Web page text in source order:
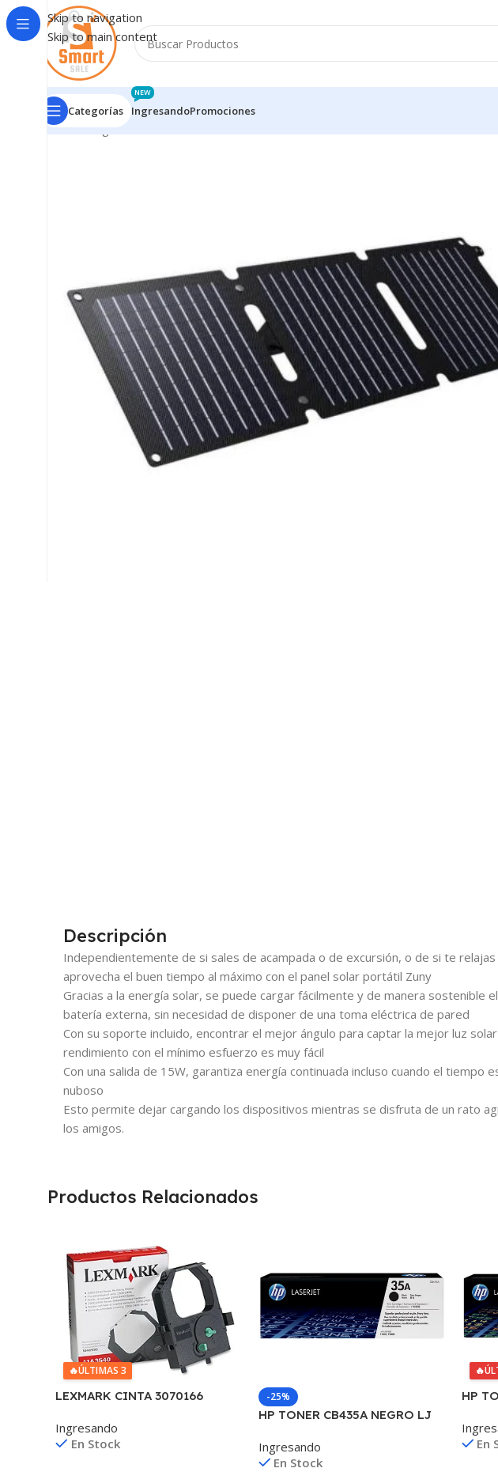
Skip to navigation
Skip to main content
Categorías Ingresando
NEW
Promociones
Inicio/Ingresando
Descripción
Independientemente de si sales de acampada o de excursión, o de si te relajas
aprovecha el buen tiempo al máximo con el panel solar portátil Zuny
Gracias a la energía solar, se puede cargar fácilmente y de manera sostenible
batería externa, sin necesidad de disponer de una toma eléctrica de pared
Con su soporte incluido, encontrar el mejor ángulo para captar la mejor luz
rendimiento con el mínimo esfuerzo es muy fácil
Con una salida de 15W, garantiza energía continuada incluso cuando el tiempo
nuboso
Esto permite dejar cargando los dispositivos mientras se disfruta de un rato
los amigos.
Productos Relacionados
🔥ÚLTIMAS 3
LEXMARK CINTA 3070166
CPS 11A3540
Ingresando
En Stock
-25%
HP TONER CB435A NEGRO LJ
Ingresando
En Stock
🔥
HP
CPSEn